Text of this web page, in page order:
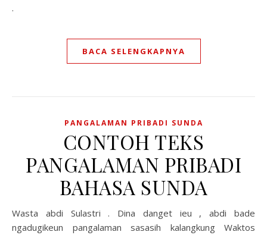
.
BACA SELENGKAPNYA
PANGALAMAN PRIBADI SUNDA
CONTOH TEKS
PANGALAMAN PRIBADI
BAHASA SUNDA
Wasta abdi Sulastri . Dina danget ieu , abdi bade
ngadugikeun pangalaman sasasih kalangkung Waktos